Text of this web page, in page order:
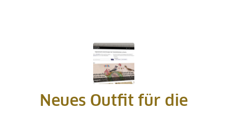
Neues Outfit für die